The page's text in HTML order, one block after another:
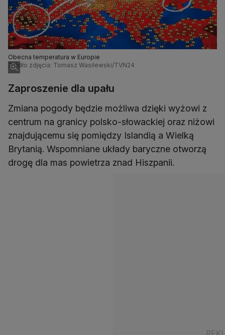
Obecna temperatura w Europie
Źródło zdjęcia: Tomasz Wasilewski/TVN24
Zaproszenie dla upału
Zmiana pogody będzie możliwa dzięki wyżowi z
centrum na granicy polsko-słowackiej oraz niżowi
znajdującemu się pomiędzy Islandią a Wielką
Brytanią. Wspomniane układy baryczne otworzą
drogę dla mas powietrza znad Hiszpanii.